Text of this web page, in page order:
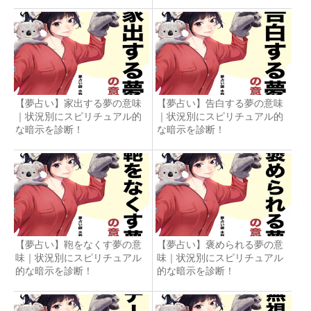
【夢占い】家出する夢の意味
｜状況別にスピリチュアル的
な暗示を診断！
【夢占い】告白する夢の意味
｜状況別にスピリチュアル的
な暗示を診断！
【夢占い】鞄をなくす夢の意
味｜状況別にスピリチュアル
的な暗示を診断！
【夢占い】褒められる夢の意
味｜状況別にスピリチュアル
的な暗示を診断！